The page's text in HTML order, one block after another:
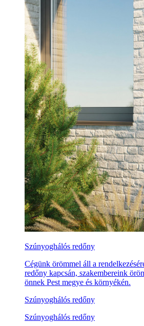
Szúnyoghálós redőny
Cégünk örömmel áll a
redőny kapcsán, szakembereink
önnek Pest megye és környékén.
Szúnyoghálós redőny
Szúnyoghálós redőny